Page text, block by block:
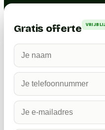
Gratis offerte